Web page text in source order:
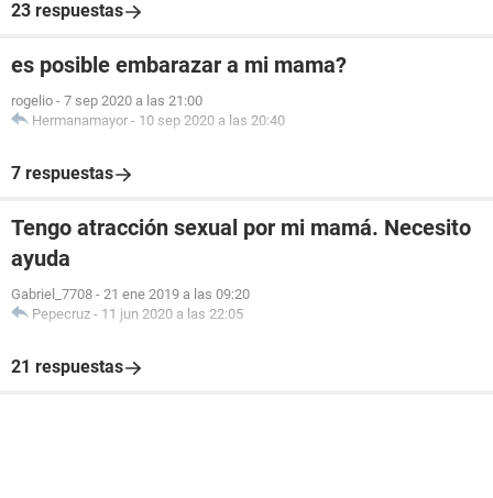
23 respuestas
es posible embarazar a mi mama?
rogelio - 7 sep 2020 a las 21:00
Hermanamayor - 10 sep 2020 a las 20:40
7 respuestas
Tengo atracción sexual por mi mamá. Necesito
ayuda
Gabriel_7708 - 21 ene 2019 a las 09:20
Pepecruz - 11 jun 2020 a las 22:05
21 respuestas